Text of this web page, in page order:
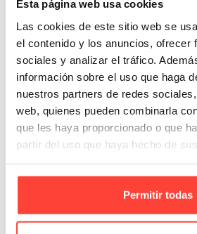
Esta página web usa cookies
Las cookies de este sitio web se
el contenido y los anuncios, ofrecer
sociales y analizar el tráfico.
información sobre el uso que haga
nuestros partners de redes
web, quienes pueden combinarla
que les haya proporcionado o que
partir del uso que haya hecho de
Permitir todas
CAJAS 023 EXTRA